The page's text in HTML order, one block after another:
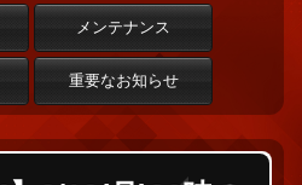
メンテナンス
重要なお知らせ